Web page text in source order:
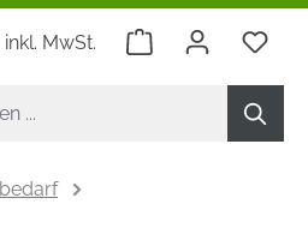
inkl. MwSt. Warenkorb